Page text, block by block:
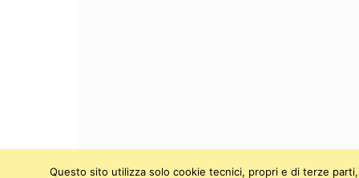
Questo sito utilizza solo cookie tecnici, propri e di terze